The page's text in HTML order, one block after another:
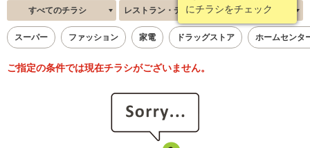
にチラシをチェック
すべてのチラシ レストラン・デリバリー・外食 新着順
スーパー ファッション 家電 ドラッグストア ホームセンタ
ご指定の条件では現在チラシがございません。